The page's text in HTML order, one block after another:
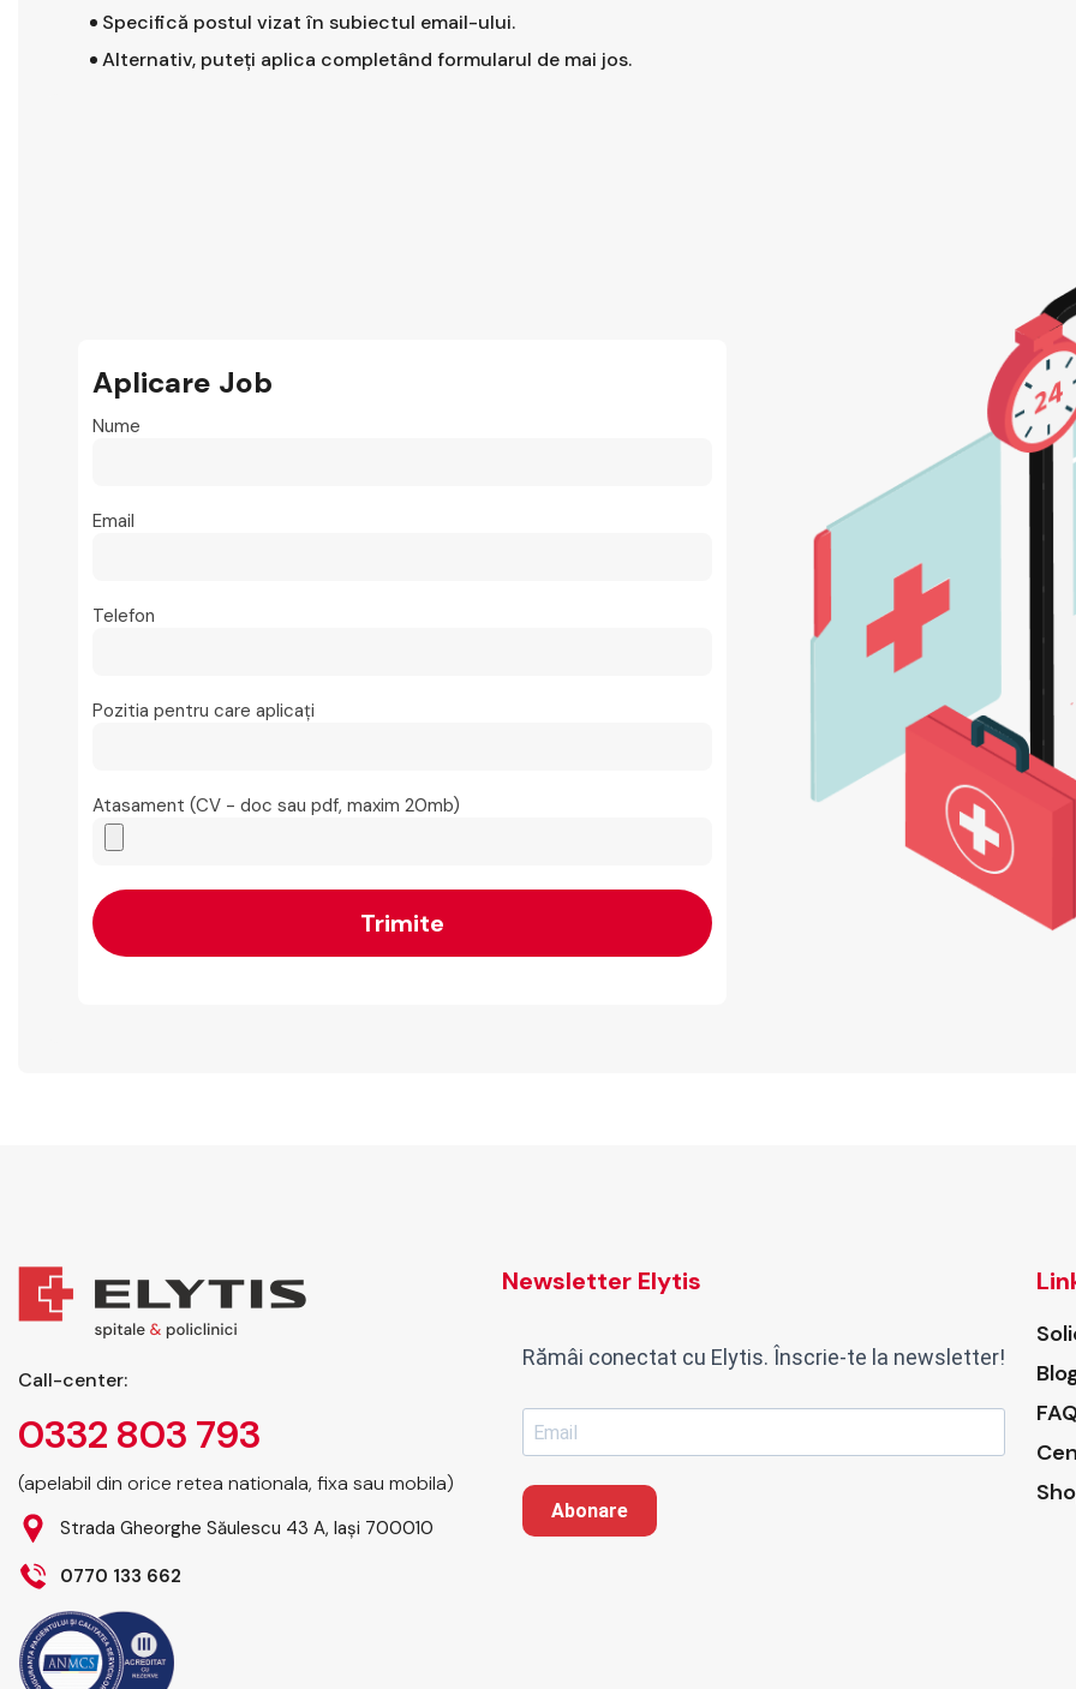
Specifică postul vizat în subiectul email-ului.
Alternativ, puteți aplica completând formularul de mai jos.
Aplicare Job
Nume
Email
Telefon
Pozitia pentru care aplicați
Atasament (CV - doc sau pdf, maxim 20mb)
Call-center:
0332 803 793
(apelabil din orice retea nationala, fixa sau mobila)
Strada Gheorghe Săulescu 43 A, Iași 700010
0770 133 662
Newsletter Elytis
Rămâi conectat cu Elytis. Înscrie-te la newsletter!
Abonare